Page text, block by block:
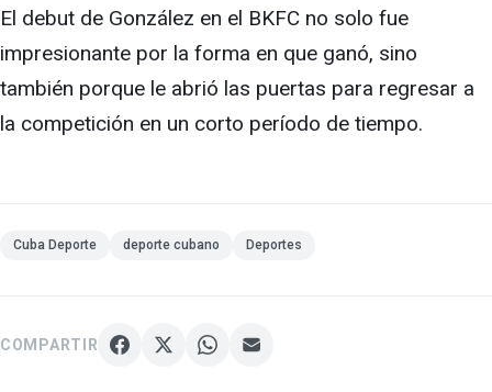
El debut de González en el BKFC no solo fue
impresionante por la forma en que ganó, sino
también porque le abrió las puertas para regresar a
la competición en un corto período de tiempo.
Cuba Deporte deporte cubano Deportes
COMPARTIR